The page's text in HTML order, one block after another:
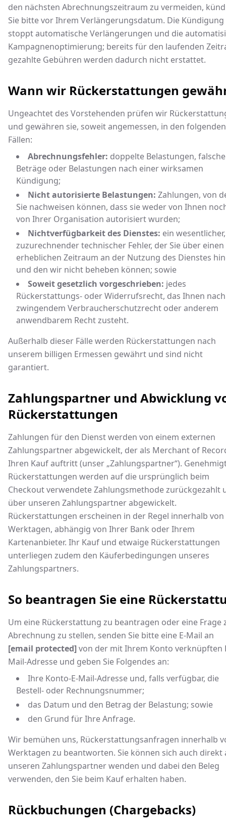
den nächsten Abrechnungszeitraum zu vermeiden,
Sie bitte vor Ihrem Verlängerungsdatum. Die Kündigung
stoppt automatische Verlängerungen und die
Kampagnenoptimierung; bereits für den laufenden
gezahlte Gebühren werden dadurch nicht erstattet.
Wann wir Rückerstattungen
Ungeachtet des Vorstehenden prüfen wir
und gewähren sie, soweit angemessen, in den folgenden
Fällen:
Abrechnungsfehler: doppelte Belastungen, falsche
Beträge oder Belastungen nach einer wirksamen
Kündigung;
Nicht autorisierte Belastungen: Zahlungen, von
Sie nachweisen können, dass sie weder von Ihnen
von Ihrer Organisation autorisiert wurden;
Nichtverfügbarkeit des Dienstes: ein
zuzurechnender technischer Fehler, der Sie über einen
erheblichen Zeitraum an der Nutzung des Dienstes
und den wir nicht beheben können; sowie
Soweit gesetzlich vorgeschrieben: jedes
Rückerstattungs- oder Widerrufsrecht, das Ihnen nach
zwingendem Verbraucherschutzrecht oder anderem
anwendbarem Recht zusteht.
Außerhalb dieser Fälle werden Rückerstattungen nach
unserem billigen Ermessen gewährt und sind nicht
garantiert.
Zahlungspartner und Abwicklung
Rückerstattungen
Zahlungen für den Dienst werden von einem externen
Zahlungspartner abgewickelt, der als Merchant of
Ihren Kauf auftritt (unser „Zahlungspartner“).
Rückerstattungen werden auf die ursprünglich beim
Checkout verwendete Zahlungsmethode zurückgezahlt
über unseren Zahlungspartner abgewickelt.
Rückerstattungen erscheinen in der Regel innerhalb von
Werktagen, abhängig von Ihrer Bank oder Ihrem
Kartenanbieter. Ihr Kauf und etwaige Rückerstattungen
unterliegen zudem den Käuferbedingungen unseres
Zahlungspartners.
So beantragen Sie eine
Um eine Rückerstattung zu beantragen oder eine Frage
Abrechnung zu stellen, senden Sie bitte eine E-Mail an
[email protected]von der mit Ihrem Konto verknüpften
Mail-Adresse und geben Sie Folgendes an:
Ihre Konto-E-Mail-Adresse und, falls verfügbar, die
Bestell- oder Rechnungsnummer;
das Datum und den Betrag der Belastung; sowie
den Grund für Ihre Anfrage.
Wir bemühen uns, Rückerstattungsanfragen innerhalb
Werktagen zu beantworten. Sie können sich auch direkt
unseren Zahlungspartner wenden und dabei den Beleg
verwenden, den Sie beim Kauf erhalten haben.
Rückbuchungen (Chargebacks)